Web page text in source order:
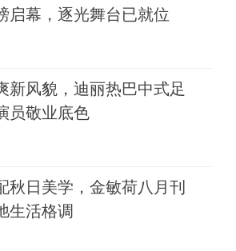
启幕，逐光舞台已就位
新风貌，迪丽热巴中式足
员敬业底色
秋日美学，金敏荷八月刊
生活格调